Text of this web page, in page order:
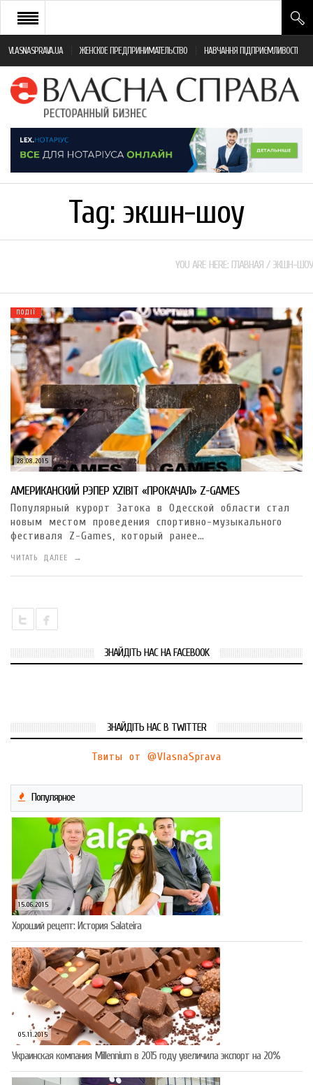
VLASNASPRAVA.UA ЖЕНСКОЕ ПРЕДПРИНИМАТЕЛЬСТВО НАВЧАННЯ ПІДПРИЄМЛИВОСТІ
НОВИНИ РЕСТОРАННОГО БІЗНЕСУ
ЯК ВІДКРИТИ ТА УСПІШНО КЕРУВАТИ
МОНІТОРИНГ ЗАКОНОДАВСТВА
Tag: экшн-шоу
YOU ARE HERE: ГЛАВНАЯ / ЭКШН-ШОУ
28.08.2015
ПОДІЇ
АМЕРИКАНСКИЙ РЭПЕР XZIBIT «ПРОКАЧАЛ» Z-GAMES
Популярный курорт Затока в Одесской области стал
новым местом проведения спортивно-музыкального
фестиваля Z-Games, который ранее…
ЧИТАТЬ ДАЛЕЕ →
ЗНАЙДІТЬ НАС НА FACEBOOK
ЗНАЙДІТЬ НАС В TWITTER
Твиты от @VlasnaSprava
Популярное
15.06.2015
Хороший рецепт: История Salateira
05.11.2015
Украинская компания Millennium в 2015 году увеличила экспорт на 20%